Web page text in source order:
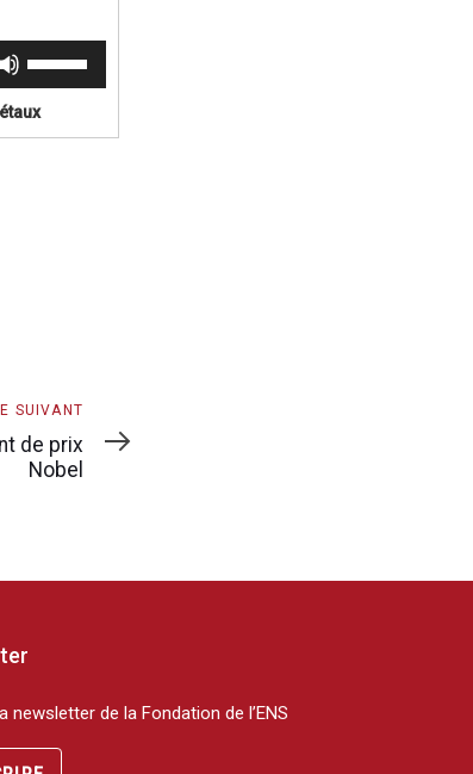
SUIVANT
de prix
Nobel
newsletter de la Fondation de l’ENS